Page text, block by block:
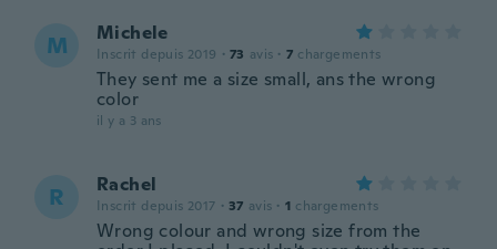
M Michele
Inscrit depuis 2019 · 73 avis · 7 chargements
They sent me a size small, ans the wrong
color
il y a 3 ans
R Rachel
Inscrit depuis 2017 · 37 avis · 1 chargements
Wrong colour and wrong size from the